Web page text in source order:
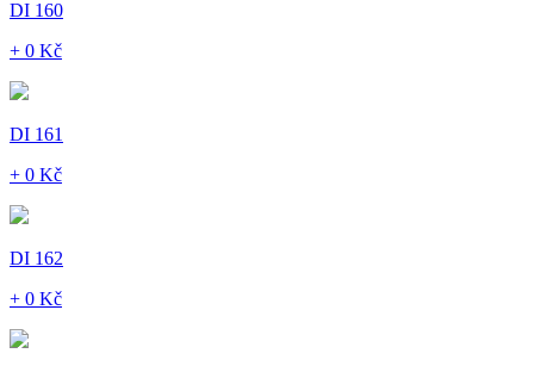
DI 160
+ 0 Kč
DI 161
+ 0 Kč
DI 162
+ 0 Kč